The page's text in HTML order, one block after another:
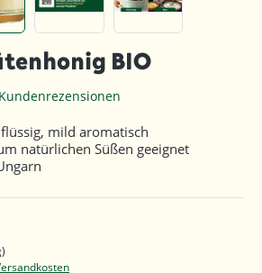
BIO
mild aromatisch
natürlichen Süßen geeignet